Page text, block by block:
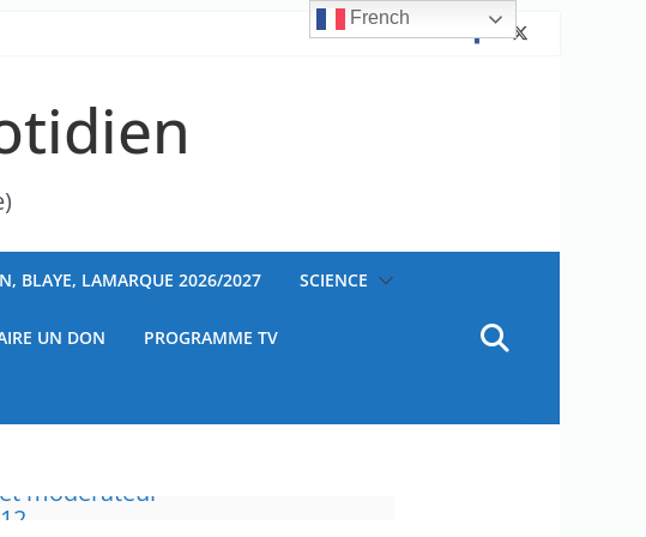
BLAYE, LAMARQUE 2026/2027 SCIENCE
UN DON PROGRAMME TV
modérateur
French